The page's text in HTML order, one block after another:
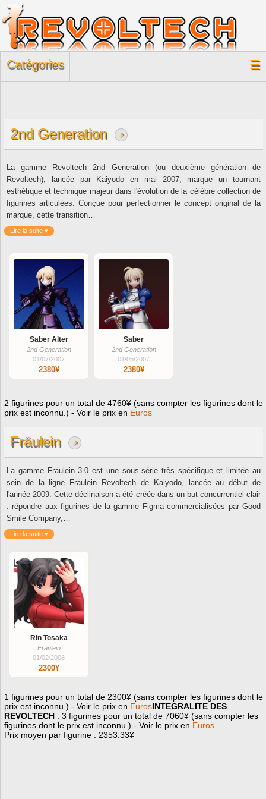
Catégories ☰
2nd Generation ↗
La gamme Revoltech 2nd Generation (ou deuxième génération de
Revoltech), lancée par Kaiyodo en mai 2007, marque un tournant
esthétique et technique majeur dans l'évolution de la célèbre collection de
figurines articulées. Conçue pour perfectionner le concept original de la
marque, cette transition…
Lire la suite ▾
Saber Alter
2nd Generation
01/07/2007
2380¥
Saber
2nd Generation
01/05/2007
2380¥
2 figurines pour un total de 4760¥ (sans compter les figurines dont le
prix est inconnu.) - Voir le prix en Euros
Fräulein ↗
La gamme Fräulein 3.0 est une sous-série très spécifique et limitée au
sein de la ligne Fräulein Revoltech de Kaiyodo, lancée au début de
l'année 2009. Cette déclinaison a été créée dans un but concurrentiel clair
: répondre aux figurines de la gamme Figma commercialisées par Good
Smile Company,…
Lire la suite ▾
Rin Tosaka
Fräulein
01/02/2008
2300¥
1 figurines pour un total de 2300¥ (sans compter les figurines dont le
prix est inconnu.) - Voir le prix en EurosINTEGRALITE DES
REVOLTECH : 3 figurines pour un total de 7060¥ (sans compter les
figurines dont le prix est inconnu.) - Voir le prix en Euros
Prix moyen par figurine : 2353.33¥